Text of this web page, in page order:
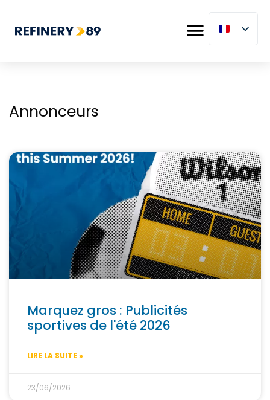
Annonceurs
Marquez gros : Publicités
sportives de l'été 2026
LIRE LA SUITE »
23/06/2026